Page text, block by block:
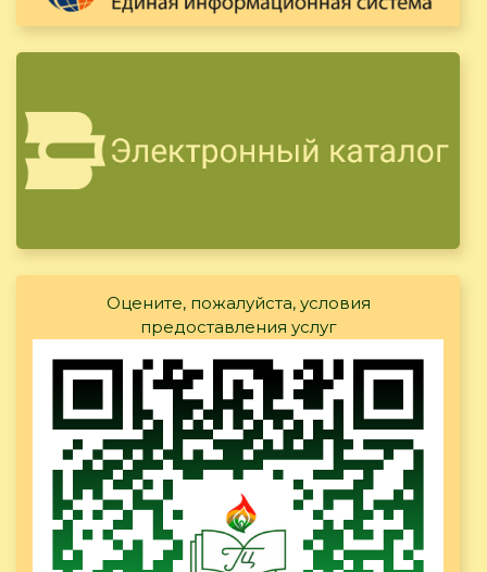
Оцените, пожалуйста, условия
предоставления услуг